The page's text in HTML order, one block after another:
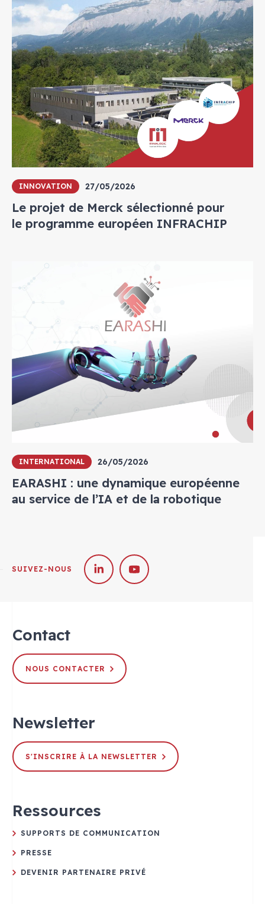
INNOVATION 27/05/2026
Le projet de Merck sélectionné pour
le programme européen INFRACHIP
INTERNATIONAL 26/05/2026
EARASHI : une dynamique européenne
au service de l’IA et de la robotique
SUIVEZ-NOUS
Contact
NOUS CONTACTER
Newsletter
S'INSCRIRE À LA NEWSLETTER
Ressources
SUPPORTS DE COMMUNICATION
PRESSE
DEVENIR PARTENAIRE PRIVÉ